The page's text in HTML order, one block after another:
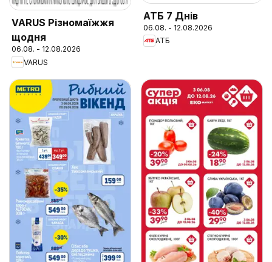
VARUS Різномаїжжя
щодня
06.08. - 12.08.2026
VARUS
АТБ 7 Днів
06.08. - 12.08.2026
АТБ